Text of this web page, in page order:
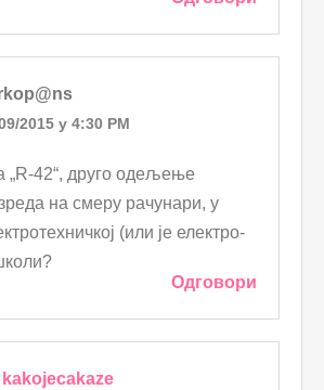
2015 у 4:30 PM
„R-42“, друго одељење
на смеру рачунари, у
(или је електро-
Одговори
kakojecakaze